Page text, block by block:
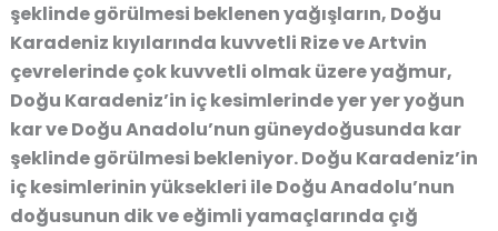
şeklinde görülmesi beklenen yağışların, Doğu
Karadeniz kıyılarında kuvvetli Rize ve Artvin
çevrelerinde çok kuvvetli olmak üzere yağmur,
Doğu Karadeniz’in iç kesimlerinde yer yer yoğun
kar ve Doğu Anadolu’nun güneydoğusunda kar
şeklinde görülmesi bekleniyor. Doğu Karadeniz’in
iç kesimlerinin yüksekleri ile Doğu Anadolu’nun
doğusunun dik ve eğimli yamaçlarında çığ